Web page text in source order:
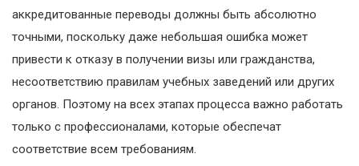
аккредитованные переводы должны быть абсолютно
точными, поскольку даже небольшая ошибка может
привести к отказу в получении визы или гражданства,
несоответствию правилам учебных заведений или других
органов. Поэтому на всех этапах процесса важно работать
только с профессионалами, которые обеспечат
соответствие всем требованиям.